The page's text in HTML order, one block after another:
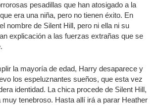
pesadillas que han atosigado a la
era una niña, pero no tienen éxito. En
nombre de Silent Hill, pero ni ella ni su
explicación a las fuerzas extrañas que se
la mayoría de edad, Harry desaparece y
los espeluznantes sueños, que esta vez
identidad. La chica procede de Silent Hill,
muy tenebroso. Hasta allí irá a parar Heather